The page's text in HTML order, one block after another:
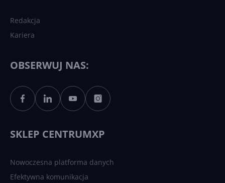
Sztuczna inteligencja po
polsku. Dość barier
Redakcja
Kariera
OBSERWUJ NAS:
SKLEP CENTRUMXP
Nowoczesna platforma danych
Efektywna komunikacja